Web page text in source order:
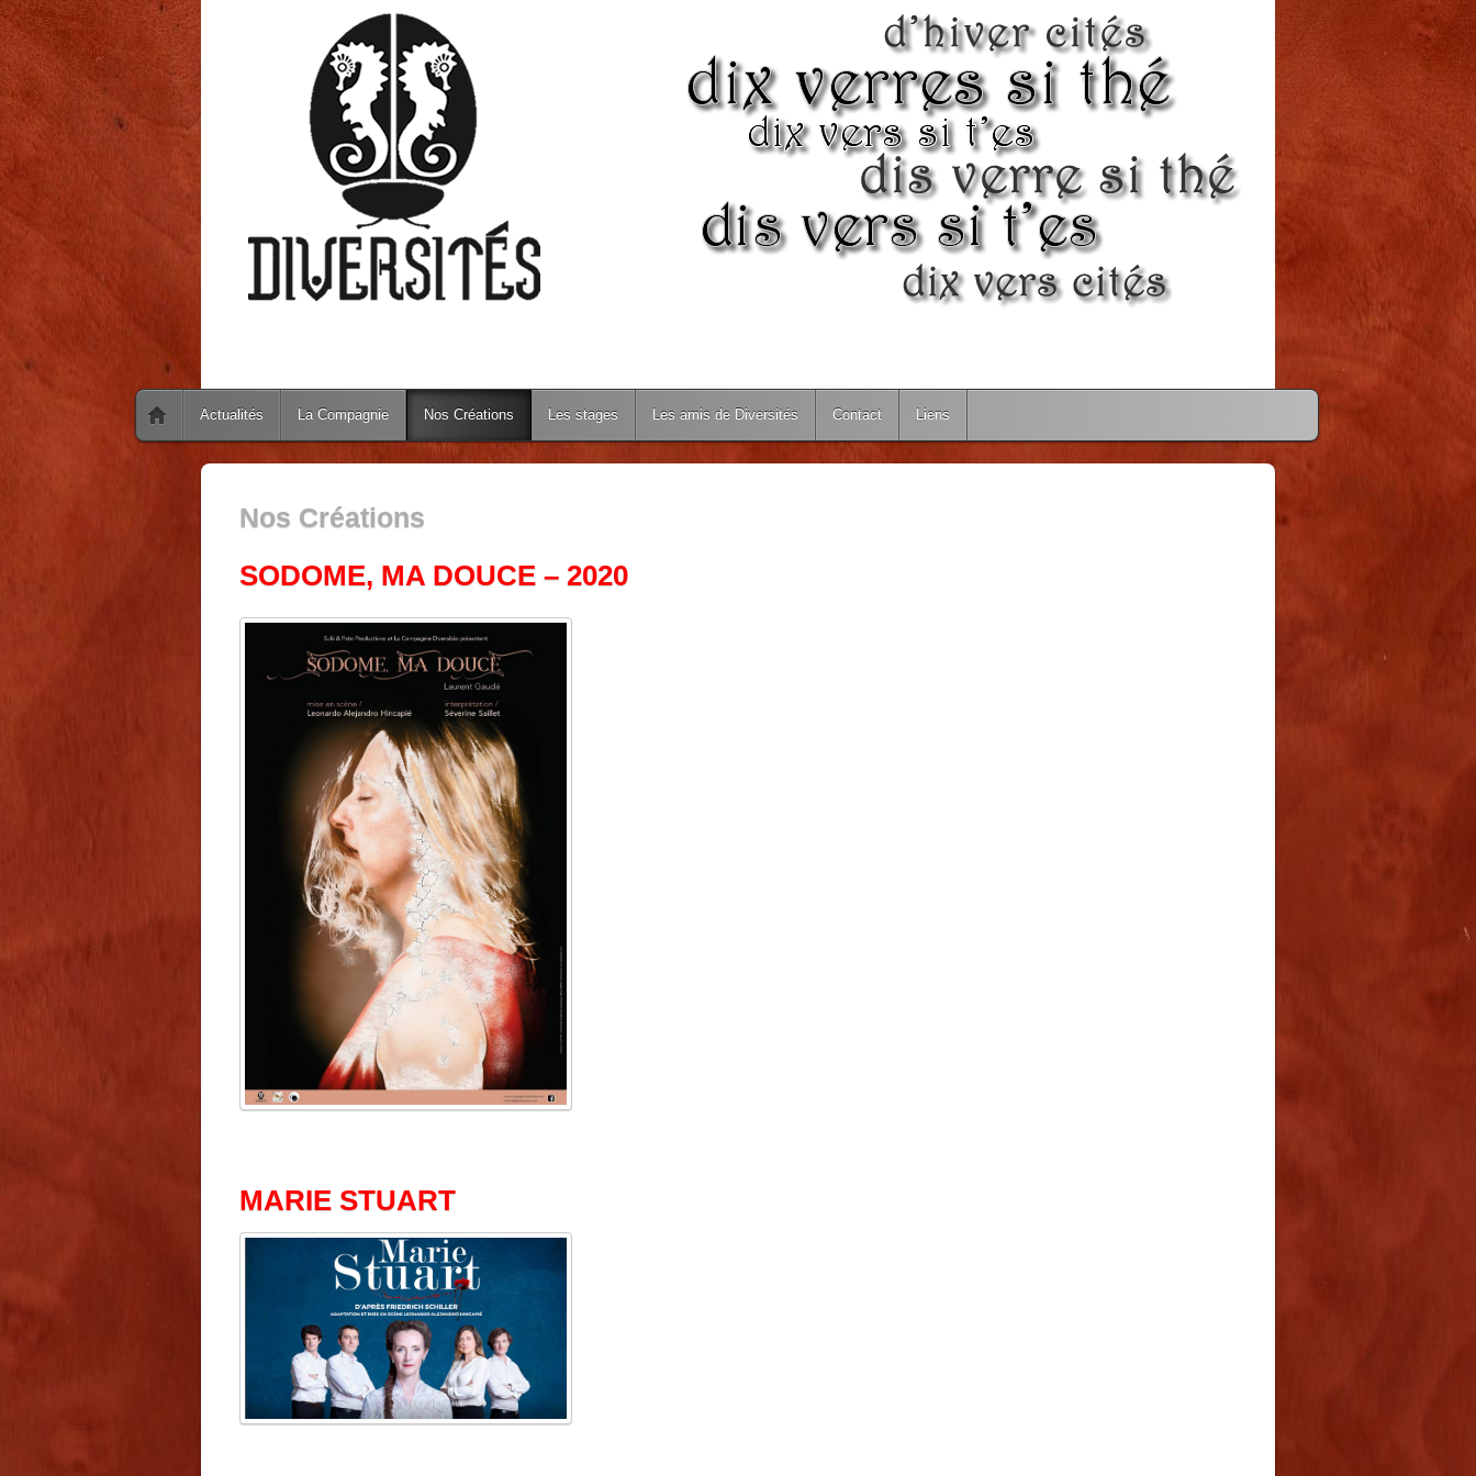
Actualités La Compagnie Nos Créations Les stages Les amis de Diversités Contact Liens
Nos Créations
SODOME, MA DOUCE – 2020
MARIE STUART